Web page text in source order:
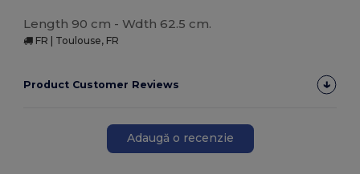
Length 90 cm - Wdth 62.5 cm.
FR | Toulouse, FR
Product Customer Reviews
Adaugă o recenzie